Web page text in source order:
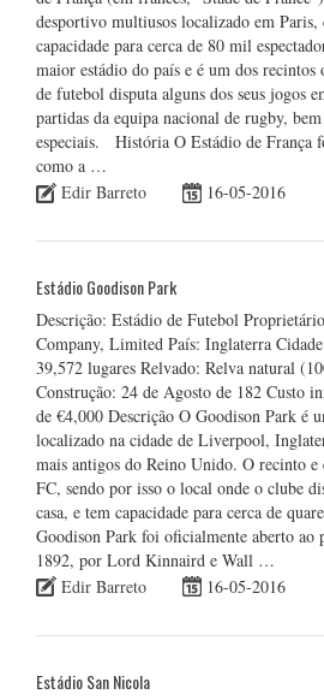
desportivo multiusos localizado em Paris,
capacidade para cerca de 80 mil
maior estádio do país e é um dos recintos
de futebol disputa alguns dos seus jogos
partidas da equipa nacional de rugby,
especiais. História O Estádio de França
como a …
Edir Barreto
16-05-2016
Estádio Goodison Park
Descrição: Estádio de Futebol
Company, Limited País: Inglaterra
39,572 lugares Relvado: Relva natural
Construção: 24 de Agosto de 182 Custo
de €4,000 Descrição O Goodison Park é
localizado na cidade de Liverpool,
mais antigos do Reino Unido. O recinto
FC, sendo por isso o local onde o clube
casa, e tem capacidade para cerca de
Goodison Park foi oficialmente aberto ao
1892, por Lord Kinnaird e Wall …
Edir Barreto
16-05-2016
Estádio San Nicola